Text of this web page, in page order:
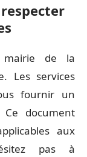
mairie de la
Les services
fournir un
document
aux
pas à